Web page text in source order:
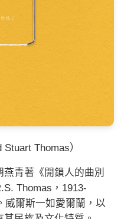
Thomas）
青著《開鎖人的曲別
Thomas，1913-
威爾斯一如愛爾蘭，以